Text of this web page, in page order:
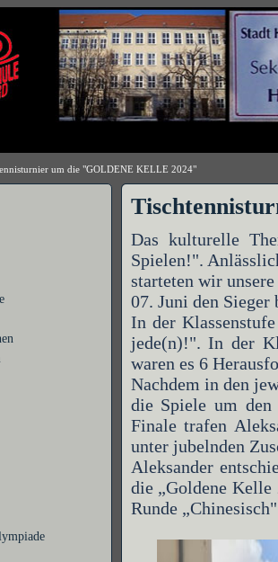
um die "GOLDENE KELLE 2024"
Das kulturelle
Spielen!".
starteten wir
07. Juni den
In der
jede(n)!". In der
waren es 6
Nachdem in den
die Spiele um
Finale trafen
unter jubelnden
Aleksander
die „Goldene
Runde